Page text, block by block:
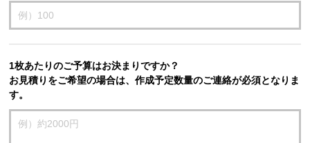
1枚あたりのご予算はお決まりですか？
お見積りをご希望の場合は、作成予定数量のご連絡が必須となりま
す。